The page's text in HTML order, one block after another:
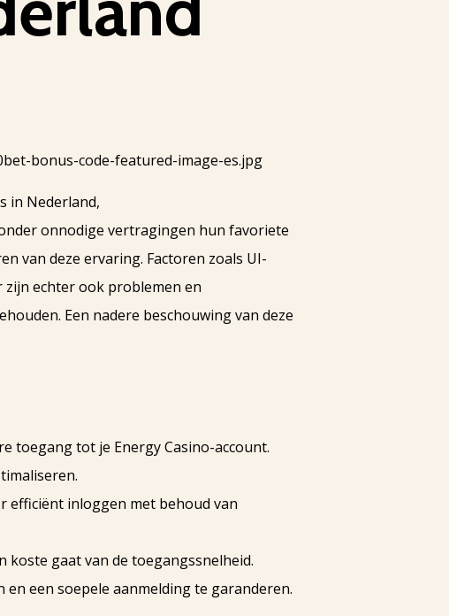
in Nederland,
onnodige vertragingen hun favoriete
van deze ervaring. Factoren zoals UI-
echter ook problemen en
Een nadere beschouwing van deze
toegang tot je Energy Casino-account.
efficiënt inloggen met behoud van
koste gaat van de toegangssnelheid.
een soepele aanmelding te garanderen.